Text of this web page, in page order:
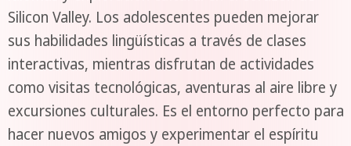
Silicon Valley. Los adolescentes pueden mejorar
sus habilidades lingüísticas a través de clases
interactivas, mientras disfrutan de actividades
como visitas tecnológicas, aventuras al aire libre y
excursiones culturales. Es el entorno perfecto para
hacer nuevos amigos y experimentar el espíritu